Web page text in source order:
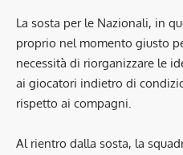
La sosta per le Nazionali, in
proprio nel momento giusto
necessità di riorganizzare le
ai giocatori indietro di
rispetto ai compagni.
Al rientro dalla sosta, la